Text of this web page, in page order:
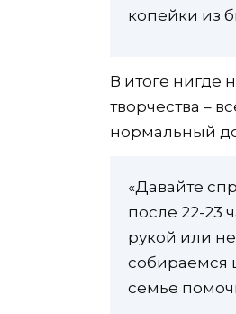
копейки из
В итоге нигде
творчества –
нормальный
«Давайте
после 22-23
рукой или
собираемся
семье